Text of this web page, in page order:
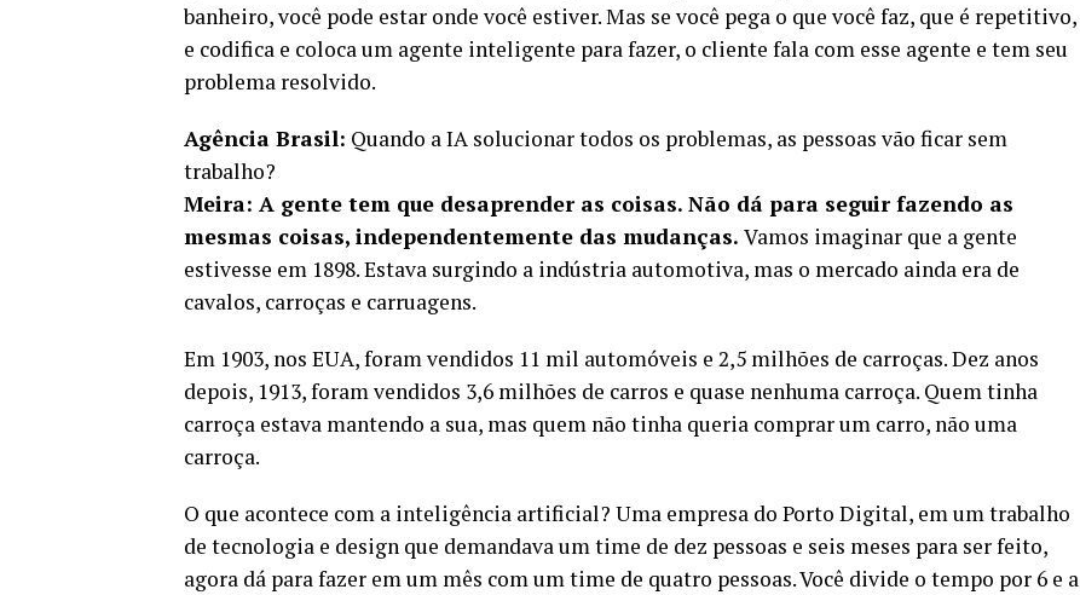
banheiro, você pode estar onde você estiver. Mas se você pega o que você faz, que é repetitivo,
e codifica e coloca um agente inteligente para fazer, o cliente fala com esse agente e tem seu
problema resolvido.
Agência Brasil: Quando a IA solucionar todos os problemas, as pessoas vão ficar sem
trabalho?
Meira: A gente tem que desaprender as coisas. Não dá para seguir fazendo as
mesmas coisas, independentemente das mudanças. Vamos imaginar que a gente
estivesse em 1898. Estava surgindo a indústria automotiva, mas o mercado ainda era de
cavalos, carroças e carruagens.
Em 1903, nos EUA, foram vendidos 11 mil automóveis e 2,5 milhões de carroças. Dez anos
depois, 1913, foram vendidos 3,6 milhões de carros e quase nenhuma carroça. Quem tinha
carroça estava mantendo a sua, mas quem não tinha queria comprar um carro, não uma
carroça.
O que acontece com a inteligência artificial? Uma empresa do Porto Digital, em um trabalho
de tecnologia e design que demandava um time de dez pessoas e seis meses para ser feito,
agora dá para fazer em um mês com um time de quatro pessoas. Você divide o tempo por 6 e a